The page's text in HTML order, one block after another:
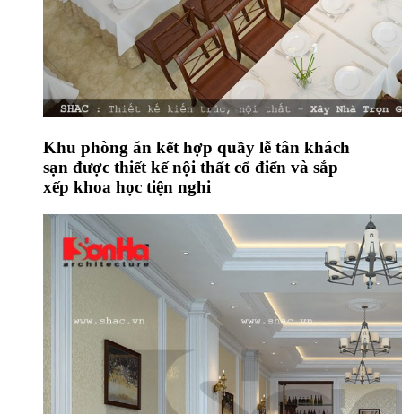
Khu phòng ăn kết hợp quầy lễ tân khách
sạn được thiết kế nội thất cổ điển và sắp
xếp khoa học tiện nghi